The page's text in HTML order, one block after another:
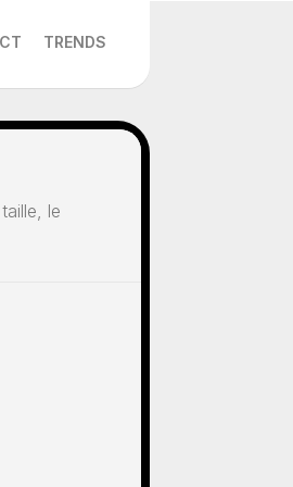
TRENDS
le